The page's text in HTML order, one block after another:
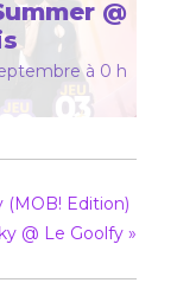
@
à 0 h
(MOB! Edition)
@ Le Goolfy »